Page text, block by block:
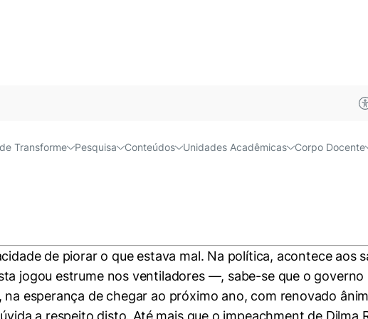
Transforme Pesquisa Conteúdos Unidades Acadêmicas Corpo Docente
é mais delicado que o
de piorar o que estava mal. Na política, acontece aos
jogou estrume nos ventiladores —, sabe-se que o
esperança de chegar ao próximo ano, com renovado
a respeito disto. Até mais que o impeachment de Dilma